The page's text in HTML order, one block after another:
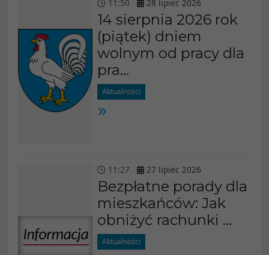
11 :50 28 lipiec 2026
14 sierpnia 2026 rok
(piątek) dniem
wolnym od pracy dla
pra...
Aktualności
11 :27 27 lipiec 2026
Bezpłatne porady dla
mieszkańców: Jak
obniżyć rachunki ...
Aktualności